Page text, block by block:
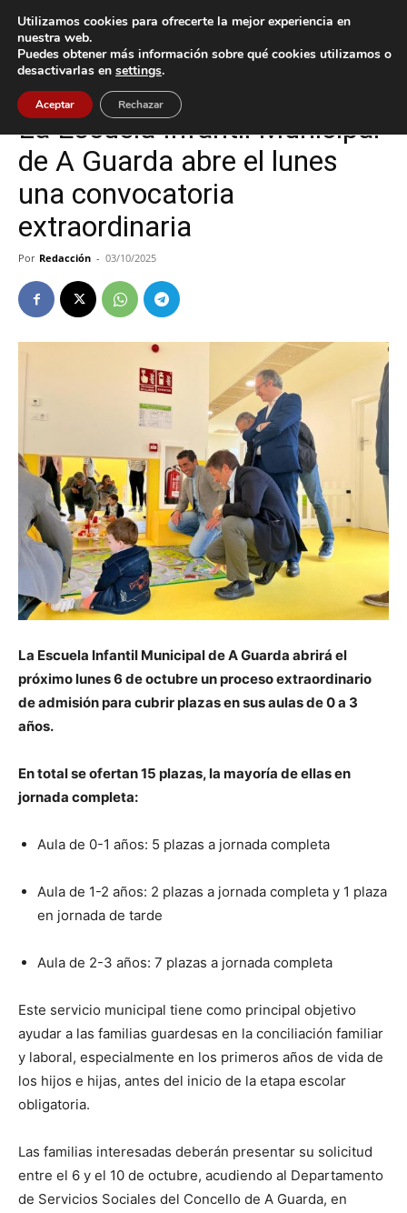
Inicio A Guarda
A Guarda
La Escuela Infantil Municipal
de A Guarda abre el lunes
una convocatoria
extraordinaria
Por Redacción - 03/10/2025
La Escuela Infantil Municipal de A Guarda abrirá el
próximo lunes 6 de octubre un proceso extraordinario
de admisión para cubrir plazas en sus aulas de 0 a 3
años.
En total se ofertan 15 plazas, la mayoría de ellas en
jornada completa:
Aula de 0-1 años: 5 plazas a jornada completa
Aula de 1-2 años: 2 plazas a jornada completa y 1 plaza
en jornada de tarde
Aula de 2-3 años: 7 plazas a jornada completa
Este servicio municipal tiene como principal objetivo
ayudar a las familias guardesas en la conciliación familiar
y laboral, especialmente en los primeros años de vida de
los hijos e hijas, antes del inicio de la etapa escolar
obligatoria.
Las familias interesadas deberán presentar su solicitud
entre el 6 y el 10 de octubre, acudiendo al Departamento
de Servicios Sociales del Concello de A Guarda, en
Utilizamos cookies para ofrecerte la mejor experiencia en
nuestra web.
Puedes obtener más información sobre qué cookies utilizamos o
desactivarlas en settings.
Aceptar Rechazar